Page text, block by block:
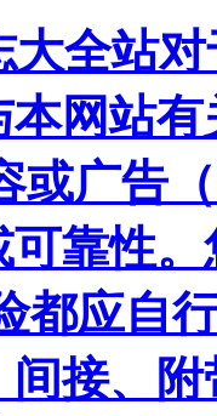
大全站
网站
或广告
靠性
都应自
接、